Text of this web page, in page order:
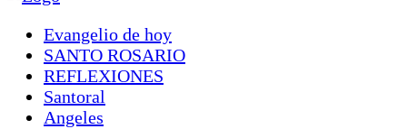
Evangelio de hoy
SANTO ROSARIO
REFLEXIONES
Santoral
Angeles